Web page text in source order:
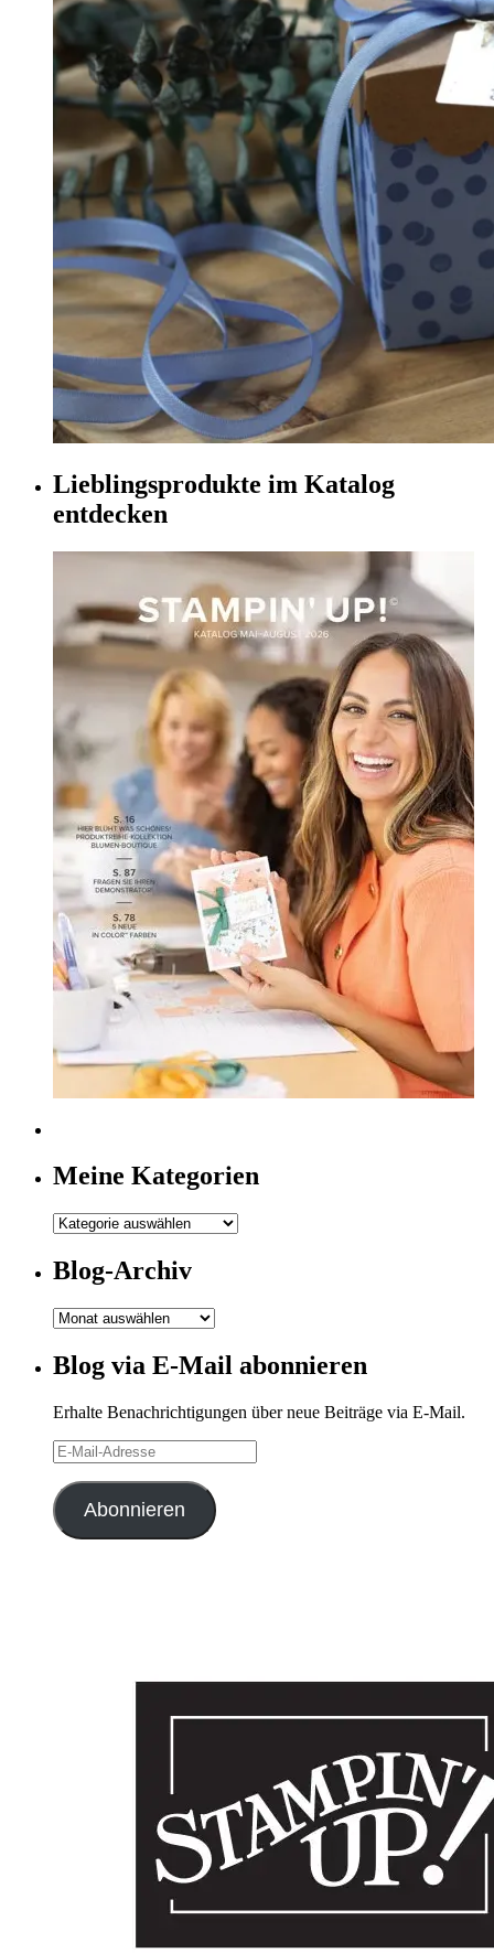
Lieblingsprodukte im Katalog
entdecken
Meine Kategorien
Meine
Blog-Archiv
Blog-
Blog via E-Mail abonnieren
Erhalte Benachrichtigungen über neue Beiträge via E-Mail.
E-
Mail-
Adresse
Abonnieren